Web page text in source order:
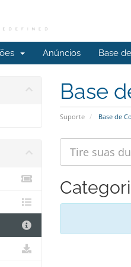
Anúncios Base
Base
Suporte Base de